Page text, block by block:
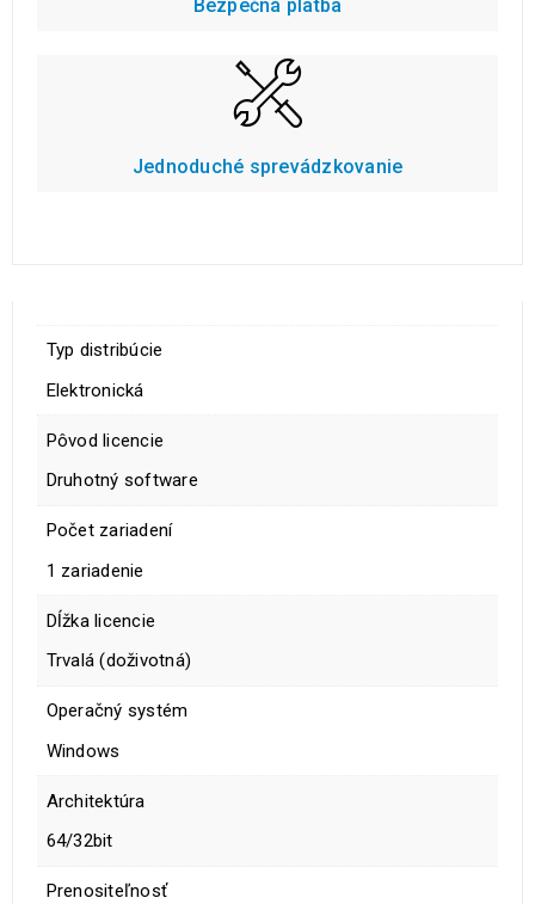
Bezpečná platba
Jednoduché sprevádzkovanie
Typ distribúcie
Elektronická
Pôvod licencie
Druhotný software
Počet zariadení
1 zariadenie
Dĺžka licencie
Trvalá (doživotná)
Operačný systém
Windows
Architektúra
64/32bit
Prenositeľnosť